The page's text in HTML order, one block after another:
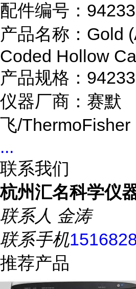
配件编号：
产品名称：Gold
Coded Hollow
产品规格：
仪器厂商：赛默
飞/ThermoFisher
...
联系我们
杭州汇名科学仪
联系人 金涛
联系手机
推荐产品